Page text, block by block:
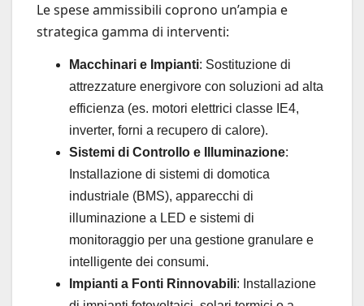
Le spese ammissibili coprono un’ampia e
strategica gamma di interventi:
Macchinari e Impianti: Sostituzione di
attrezzature energivore con soluzioni ad alta
efficienza (es. motori elettrici classe IE4,
inverter, forni a recupero di calore).
Sistemi di Controllo e Illuminazione:
Installazione di sistemi di domotica
industriale (BMS), apparecchi di
illuminazione a LED e sistemi di
monitoraggio per una gestione granulare e
intelligente dei consumi.
Impianti a Fonti Rinnovabili: Installazione